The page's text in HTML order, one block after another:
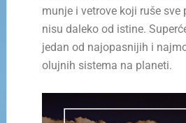
munje i vetrove koji ruše sve
nisu daleko od istine.
jedan od najopasnijih i
olujnih sistema na planeti.